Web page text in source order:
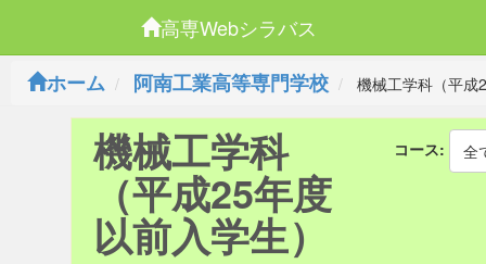
高専Webシラバス
ホーム
阿南工業高等専門学校 機械工学科（平成
機械工学科
（平成25年度
以前入学生）
コース: 全